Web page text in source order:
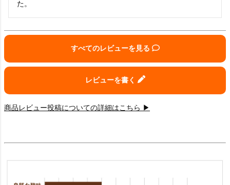
た。
すべてのレビューを見る
レビューを書く
商品レビュー投稿についての詳細はこちら ▶